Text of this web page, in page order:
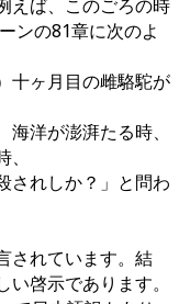
えば、このごろの時
ンの81章に次のよ
十ヶ月目の雌駱駝が
洋が澎湃たる時、
されしか？」と問わ
されています。結
啓示であります。